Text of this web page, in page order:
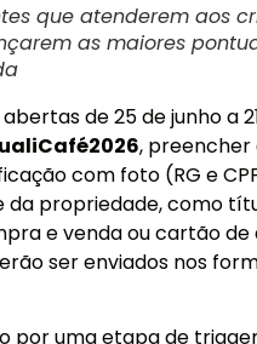
que atenderem aos
as maiores
de 25 de junho a
, preencher
com foto (RG e
propriedade, como
e venda ou cartão
ser enviados nos
por uma etapa de